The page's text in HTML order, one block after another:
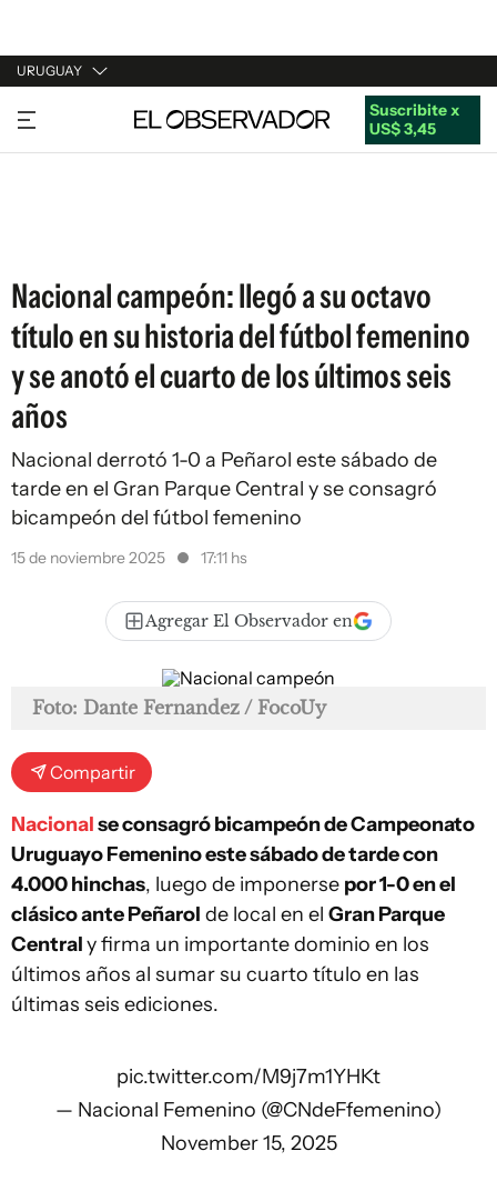
URUGUAY
URUGUAY
ARGENTINA
Suscribite x
US$ 3,45
Nacional campeón: llegó a su octavo
título en su historia del fútbol femenino
y se anotó el cuarto de los últimos seis
años
Nacional derrotó 1-0 a Peñarol este sábado de
tarde en el Gran Parque Central y se consagró
bicampeón del fútbol femenino
15 de noviembre 2025 17:11 hs
Agregar El Observador en
Foto: Dante Fernandez / FocoUy
Compartir
Nacionalse consagró bicampeón de Campeonato
Uruguayo Femenino este sábado de tarde con
4.000 hinchas, luego de imponerse por 1-0 en el
clásico ante Peñarol de local en el Gran Parque
Centraly firma un importante dominio en los
últimos años al sumar su cuarto título en las
últimas seis ediciones.
pic.twitter.com/M9j7m1YHKt
— Nacional Femenino (@CNdeFfemenino)
November 15, 2025